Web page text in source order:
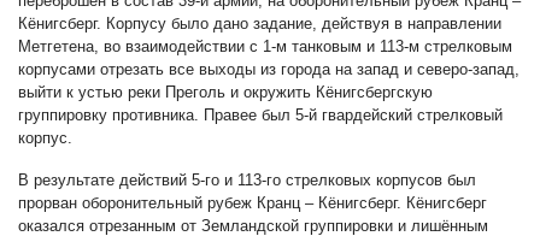
Кёнигсберг. Корпусу было дано задание, действуя в направлении
Метгетена, во взаимодействии с 1-м танковым и 113-м стрелковым
корпусами отрезать все выходы из города на запад и северо-запад,
выйти к устью реки Преголь и окружить Кёнигсбергскую
группировку противника. Правее был 5-й гвардейский стрелковый
корпус.
В результате действий 5-го и 113-го стрелковых корпусов был
прорван оборонительный рубеж Кранц – Кёнигсберг. Кёнигсберг
оказался отрезанным от Земландской группировки и лишённым